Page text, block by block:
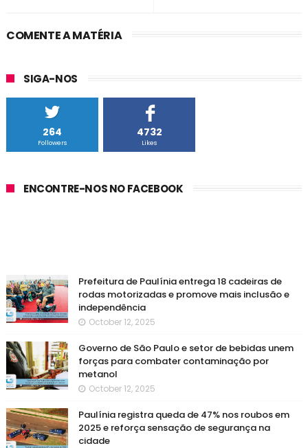
COMENTE A MATÉRIA
SIGA-NOS
264
Followers
4732
Likes
ENCONTRE-NOS NO FACEBOOK
Prefeitura de Paulínia entrega 18 cadeiras de
rodas motorizadas e promove mais inclusão e
independência
October 12, 2025
Governo de São Paulo e setor de bebidas unem
forças para combater contaminação por
metanol
October 12, 2025
Paulínia registra queda de 47% nos roubos em
2025 e reforça sensação de segurança na
cidade